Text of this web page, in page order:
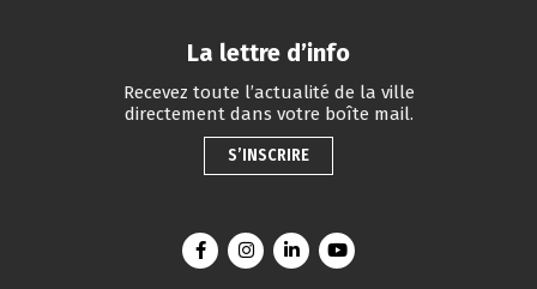
La lettre d’info
Recevez toute l’actualité de la ville
directement dans votre boîte mail.
S’INSCRIRE
Lien vers le compte Facebook
Lien vers le compte Instagram
Lien vers le compte Linkedin
Lien vers la chaîne